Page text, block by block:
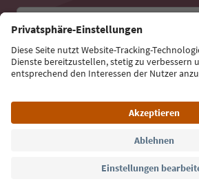
E-Mail Adresse
Jetzt anmelden